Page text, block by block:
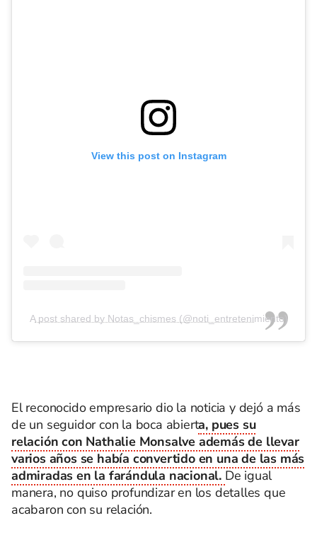
View this post on Instagram
A post shared by Notas_chismes (@noti_entretenimiento)
El reconocido empresario dio la noticia y dejó a más
de un seguidor con la boca abierta, pues su
relación con Nathalie Monsalve además de llevar
varios años se había convertido en una de las más
admiradas en la farándula nacional. De igual
manera, no quiso profundizar en los detalles que
acabaron con su relación.